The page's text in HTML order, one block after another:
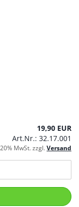
19,90 EUR
Art.Nr.: 32.17.001
MwSt. zzgl.Versand